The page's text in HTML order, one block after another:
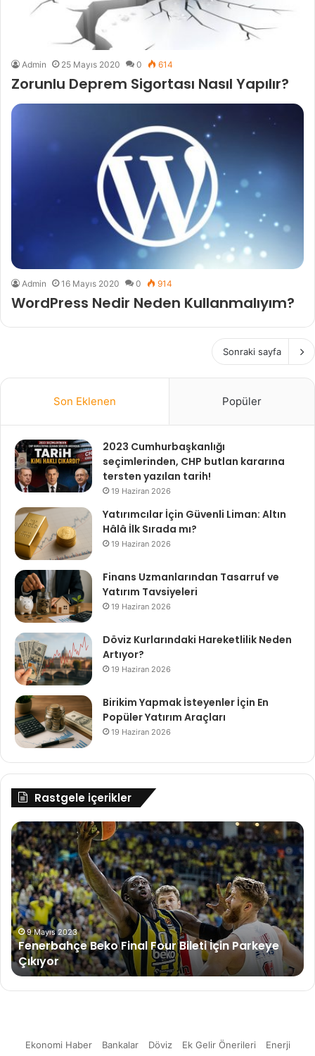
Admin 25 Mayıs 2020 0 614
Zorunlu Deprem Sigortası Nasıl Yapılır?
Admin 16 Mayıs 2020 0 914
WordPress Nedir Neden Kullanmalıyım?
Sonraki sayfa
Son Eklenen Popüler
2023 Cumhurbaşkanlığı
seçimlerinden, CHP butlan kararına
tersten yazılan tarih!
19 Haziran 2026
Yatırımcılar İçin Güvenli Liman: Altın
Hâlâ İlk Sırada mı?
19 Haziran 2026
Finans Uzmanlarından Tasarruf ve
Yatırım Tavsiyeleri
19 Haziran 2026
Döviz Kurlarındaki Hareketlilik Neden
Artıyor?
19 Haziran 2026
Birikim Yapmak İsteyenler İçin En
Popüler Yatırım Araçları
19 Haziran 2026
Rastgele içerikler
Fenerbahçe
Beko
Final
Four
Bileti
İçin
Parkeye
Çıkıyor9 Mayıs 2023
Fenerbahçe Beko Final Four Bileti İçin Parkeye
Çıkıyor
Ekonomi Haber Bankalar Döviz Ek Gelir Önerileri Enerji